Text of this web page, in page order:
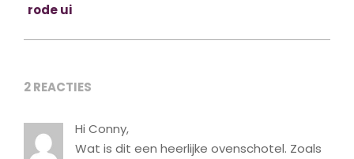
rode ui
2 REACTIES
Hi Conny,
Wat is dit een heerlijke ovenschotel. Zoals